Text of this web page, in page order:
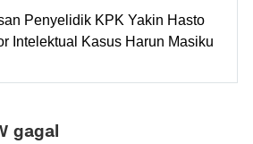
Penyelidik KPK Yakin Hasto
Intelektual Kasus Harun Masiku
gagal